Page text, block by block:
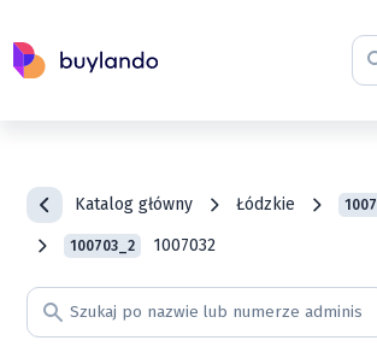
Katalog główny Łódzkie 1007
100703_2 1007032